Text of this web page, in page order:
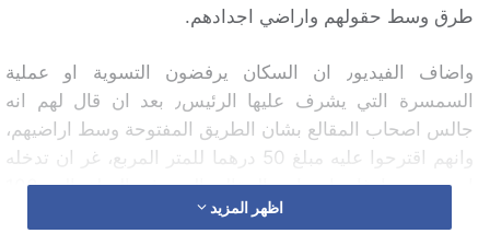
طرق وسط حقولهم واراضي اجدادهم.
واضاف الفيديو٫ ان السكان يرفضون التسوية او عملية
السمسرة التي يشرف عليها الرئيس٫ بعد ان قال لهم انه
جالس اصحاب المقالع بشان الطريق المفتوحة وسط اراضيهم،
وانهم اقترحوا عليه مبلغ 50 درهما للمتر المربع، غر ان تدخله
اسفر عن ارغام اصحاب المقالع الى رفع المبلغ الى 100
اظهر المزيد